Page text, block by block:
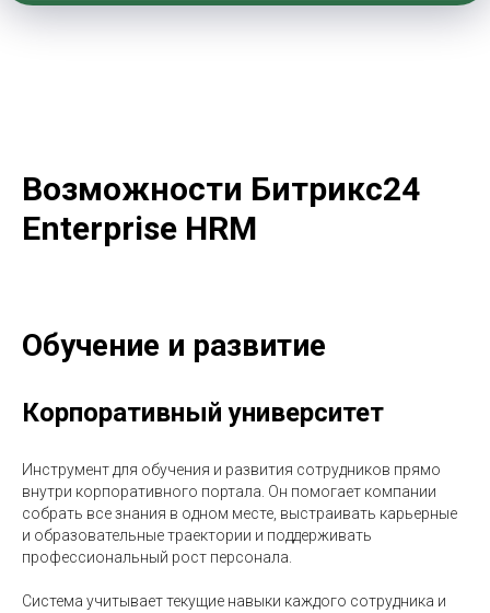
Возможности Битрикс24
Enterprise HRM
Обучение и развитие
Корпоративный университет
Инструмент для обучения и развития сотрудников прямо
внутри корпоративного портала. Он помогает компании
собрать все знания в одном месте, выстраивать карьерные
и образовательные траектории и поддерживать
профессиональный рост персонала.
Система учитывает текущие навыки каждого сотрудника и